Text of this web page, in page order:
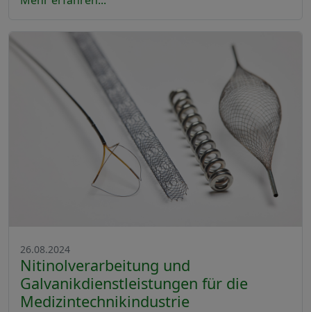
26.08.2024
Nitinolverarbeitung und
Galvanikdienstleistungen für die
Medizintechnikindustrie